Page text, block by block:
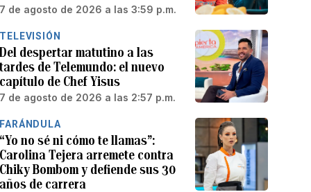
7 de agosto de 2026 a las 3:59 p.m.
TELEVISIÓN
Del despertar matutino a las
tardes de Telemundo: el nuevo
capítulo de Chef Yisus
7 de agosto de 2026 a las 2:57 p.m.
FARÁNDULA
“Yo no sé ni cómo te llamas”:
Carolina Tejera arremete contra
Chiky Bombom y defiende sus 30
años de carrera